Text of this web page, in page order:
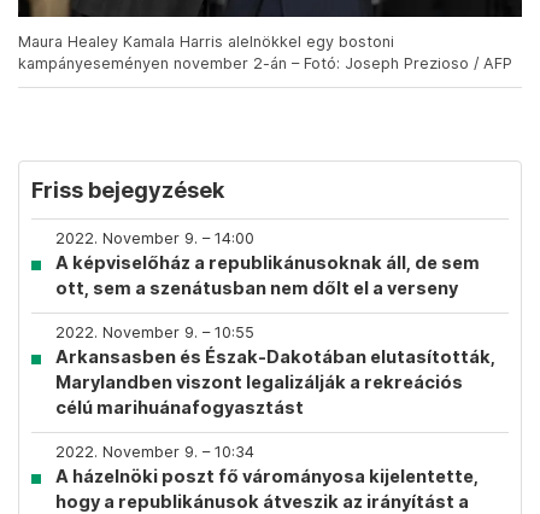
Maura Healey Kamala Harris alelnökkel egy bostoni
kampányeseményen november 2-án – Fotó: Joseph Prezioso / AFP
Friss bejegyzések
2022. November 9. – 14:00
A képviselőház a republikánusoknak áll, de sem
ott, sem a szenátusban nem dőlt el a verseny
2022. November 9. – 10:55
Arkansasben és Észak-Dakotában elutasították,
Marylandben viszont legalizálják a rekreációs
célú marihuánafogyasztást
2022. November 9. – 10:34
A házelnöki poszt fő várományosa kijelentette,
hogy a republikánusok átveszik az irányítást a